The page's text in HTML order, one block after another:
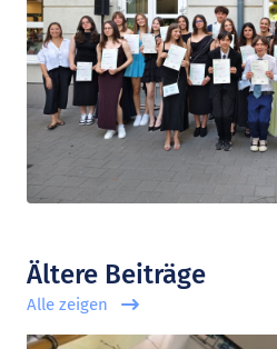
Ältere Beiträge
Alle zeigen